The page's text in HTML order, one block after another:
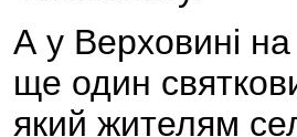
А у Верховині на
ще один
який жителям